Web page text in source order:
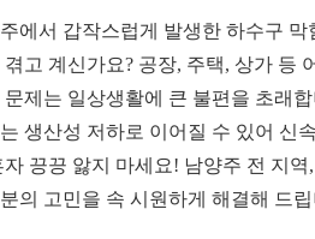
에서 갑작스럽게 발생한 하수구
겪고 계신가요? 공장, 주택, 상가 등
문제는 일상생활에 큰 불편을 초래
생산성 저하로 이어질 수 있어 신
자 끙끙 앓지 마세요! 남양주 전 지
의 고민을 속 시원하게 해결해 드